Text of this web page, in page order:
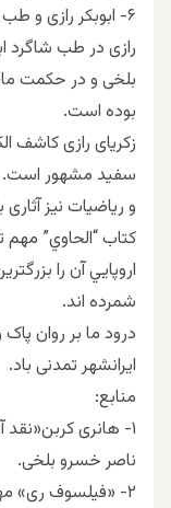
۶- ابوبکر رازی و طب
رازى در طب شاگرد
بلخی و در حكمت
بوده است.
زکریای رازی کاشف
سفید مشهور است.
و ریاضیات نیز آثاری
کتاب “الحاوي” مهم
اروپايي آن را
شمرده اند.
درود ما بر روان
ایرانشهر تمدنی باد.
منابع:
۱- ﻫﺎﻧﺮﯼ ﻛﺮﺑﻦ«ﻧﻘﺪ
ناصر خسرو بلخی.
۲- «فیلسوف ری» مهدی محقق